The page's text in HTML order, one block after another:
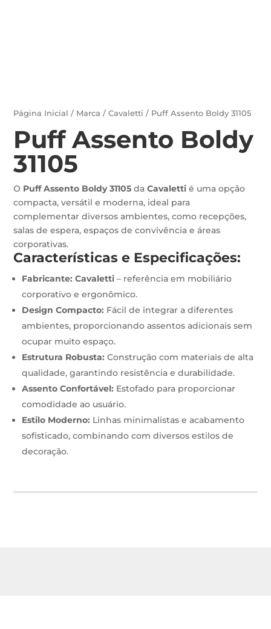
Página Inicial / Marca /Cavaletti / Puff Assento Boldy 31105
Puff Assento Boldy
31105
O Puff Assento Boldy 31105 daCavaletti é uma opção
compacta, versátil e moderna, ideal para
complementar diversos ambientes, como recepções,
salas de espera, espaços de convivência e áreas
corporativas.
Características e Especificações:
Fabricante: Cavaletti – referência em mobiliário
corporativo e ergonômico.
Design Compacto: Fácil de integrar a diferentes
ambientes, proporcionando assentos adicionais sem
ocupar muito espaço.
Estrutura Robusta: Construção com materiais de alta
qualidade, garantindo resistência e durabilidade.
Assento Confortável: Estofado para proporcionar
comodidade ao usuário.
Estilo Moderno: Linhas minimalistas e acabamento
sofisticado, combinando com diversos estilos de
decoração.